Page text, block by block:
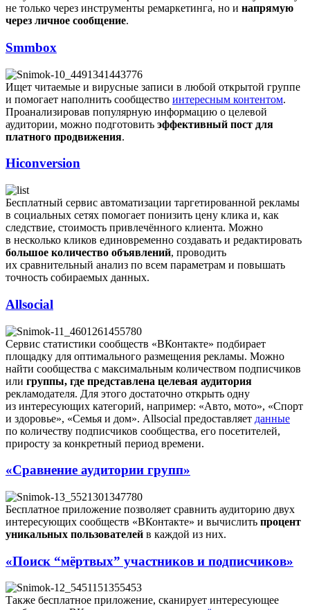
не только через инструменты ремаркетинга, но и напрямую
через личное сообщение.
Smmbox
Ищет читаемые и вирусные записи в любой открытой группе
и помогает наполнить сообщество интересным контентом.
Проанализировав популярную информацию о целевой
аудитории, можно подготовить эффективный пост для
платного продвижения.
Hiconversion
Бесплатный сервис автоматизации таргетированной рекламы
в социальных сетях помогает понизить цену клика и, как
следствие, стоимость привлечённого клиента. Можно
в несколько кликов единовременно создавать и редактировать
большое количество объявлений, проводить
их сравнительный анализ по всем параметрам и повышать
точность собираемых данных.
Allsocial
Сервис статистики сообществ «ВКонтакте» подбирает
площадку для оптимального размещения рекламы. Можно
найти сообщества с максимальным количеством подписчиков
или группы, где представлена целевая аудитория
рекламодателя. Для этого достаточно открыть одну
из интересующих категорий, например: «Авто, мото», «Спорт
и здоровье», «Семья и дом». Allsocial предоставляет данные
по количеству подписчиков сообщества, его посетителей,
приросту за конкретный период времени.
«Сравнение аудитории групп»
Бесплатное приложение позволяет сравнить аудиторию двух
интересующих сообществ «ВКонтакте» и вычислить процент
уникальных пользователей в каждой из них.
«Поиск “мёртвых” участников и подписчиков»
Также бесплатное приложение, сканирует интересующее